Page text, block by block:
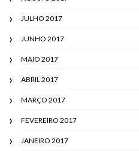
JULHO 2017
JUNHO 2017
MAIO 2017
ABRIL 2017
MARÇO 2017
FEVEREIRO 2017
JANEIRO 2017